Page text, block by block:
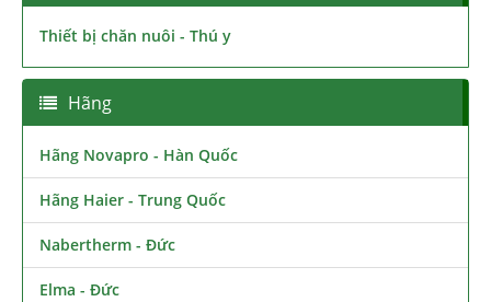
Thiết bị chăn nuôi - Thú y
Hãng
Hãng Novapro - Hàn Quốc
Hãng Haier - Trung Quốc
Nabertherm - Đức
Elma - Đức